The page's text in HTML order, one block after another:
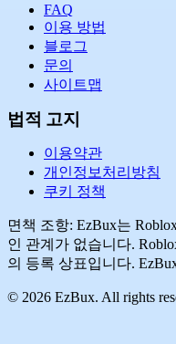
FAQ
이용 방법
블로그
문의
사이트맵
법적 고지
이용약관
개인정보처리방침
쿠키 정책
면책 조항: EzBux는
인 관계가 없습니다.
의 등록 상표입니다.
© 2026 EzBux. All rights